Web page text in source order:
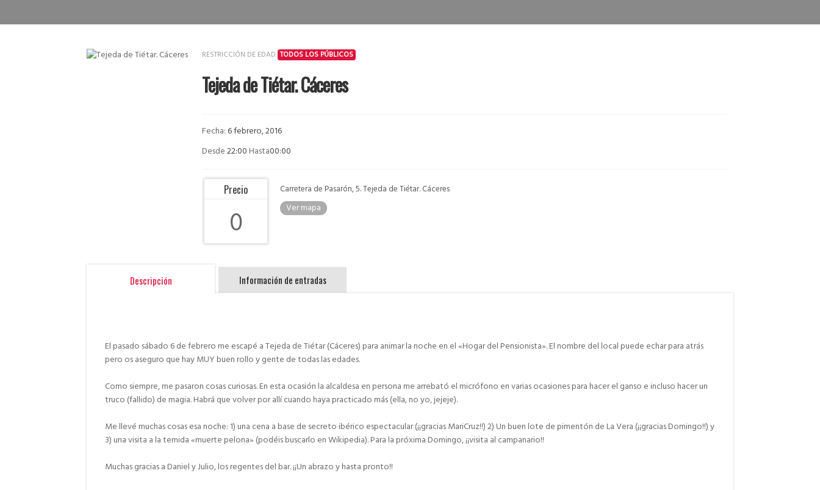
RESTRICCIÓN DE EDAD TODOS LOS PÚBLICOS
Tejeda de Tiétar. Cáceres
Fecha:6 febrero, 2016
Desde22:00Hasta00:00
Precio
0
Carretera de Pasarón, 5. Tejeda de Tiétar. Cáceres
Ver mapa
Descripción Información de entradas
El pasado sábado 6 de febrero me escapé a Tejeda de Tiétar (Cáceres) para animar la noche en el «Hogar del Pensionista». El nombre del local puede echar para atrás
pero os aseguro que hay MUY buen rollo y gente de todas las edades.
Como siempre, me pasaron cosas curiosas. En esta ocasión la alcaldesa en persona me arrebató el micrófono en varias ocasiones para hacer el ganso e incluso hacer un
truco (fallido) de magia. Habrá que volver por allí cuando haya practicado más (ella, no yo, jejeje).
Me llevé muchas cosas esa noche: 1) una cena a base de secreto ibérico espectacular (¡¡gracias MariCruz!!) 2) Un buen lote de pimentón de La Vera (¡¡gracias Domingo!!) y
3) una visita a la temida «muerte pelona» (podéis buscarlo en Wikipedia). Para la próxima Domingo, ¡¡visita al campanario!!
Muchas gracias a Daniel y Julio, los regentes del bar. ¡¡Un abrazo y hasta pronto!!